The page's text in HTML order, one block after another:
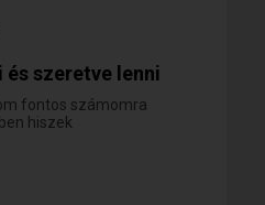
szeretve lenni
fontos számomra
hiszek